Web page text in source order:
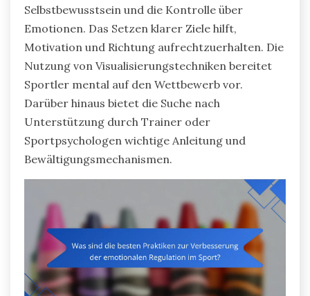
Selbstbewusstsein und die Kontrolle über
Emotionen. Das Setzen klarer Ziele hilft,
Motivation und Richtung aufrechtzuerhalten. Die
Nutzung von Visualisierungstechniken bereitet
Sportler mental auf den Wettbewerb vor.
Darüber hinaus bietet die Suche nach
Unterstützung durch Trainer oder
Sportpsychologen wichtige Anleitung und
Bewältigungsmechanismen.